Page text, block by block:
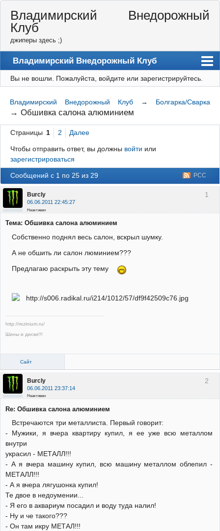
Владимирский Внедорожный
Клуб
джиперы здесь ;)
Владимирский Внедорожный Клуб
Форум
Правила
Регистрация
Вход
Вы не вошли. Пожалуйста, войдите или зарегистрируйтесь.
Владимирский Внедорожный Клуб → Болгарка/Сварка
→Обшивка салона алюминием
Страницы 1 2 Далее
Чтобы отправить ответ, вы должны войти или
зарегистрироваться
РСС
Сообщений с 1 по 25 из 29
1
Burcly
06.06.2011 22:45:27
Неактивен
Тема: Обшивка салона алюминием
Собственно поднял весь салон, вскрыл шумку.
А не обшить ли салон люминием???
Предлагаю раскрыть эту тему
http://rezinium.ru/
Шины и диски!!!
Сайт
2
Burcly
06.06.2011 23:37:14
Неактивен
Re: Обшивка салона алюминием
Встречаются три металлиста. Первый говорит:
- Мужики, я вчера квартиру купил, я ее уже всю металлом
внутри
украсил - МЕТАЛЛ!!!
- А я вчера машину купил, всю машину металлом облепил -
МЕТАЛЛ!!!
- А я вчера лягушонка купил!
Те двое в недоумении...
- Я его в аквариум посадил и воду туда налил!
- Ну и че такого???
- Он там икру МЕТАЛ!!!